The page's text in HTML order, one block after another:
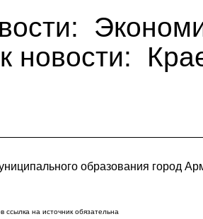
новости:
образования город
ссылка на источник обязательна